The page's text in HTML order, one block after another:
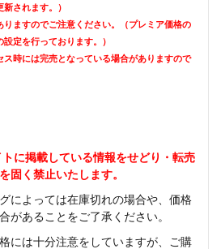
されます。）
ますのでご注意ください。（プレミア価格の
定を行っております。）
時には完売となっている場合がありますので
に掲載している情報をせどり・転売
固く禁止いたします。
によっては在庫切れの場合や、価格
があることをご了承ください。
には十分注意をしていますが、ご購